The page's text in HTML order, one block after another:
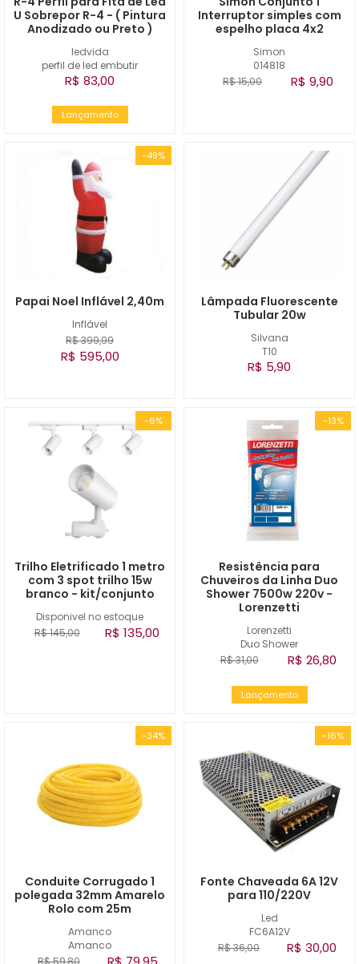
ledvida
perfil de led embutir
U Sobrepor R-4 - ( Pintura
Anodizado ou Preto )
R$ 83,00
Lançamento
Simon
014818
Interruptor simples com
espelho placa 4x2
R$ 15,00 R$ 9,90
-49%
Inflável
Papai Noel Inflável 2,40m
R$ 399,99
R$ 595,00
Silvana
T10
Lâmpada Fluorescente
Tubular 20w
R$ 5,90
-6%
Disponivel no estoque
Trilho Eletrificado 1 metro
com 3 spot trilho 15w
branco - kit/conjunto
R$ 145,00 R$ 135,00
-13%
Lorenzetti
Duo Shower
Resistência para
Chuveiros da Linha Duo
Shower 7500w 220v -
Lorenzetti
R$ 31,00 R$ 26,80
Lançamento
-34%
Amanco
Amanco
Conduite Corrugado 1
polegada 32mm Amarelo
Rolo com 25m
R$ 59,80
-16%
Led
FC6A12V
Fonte Chaveada 6A 12V
para 110/220V
R$ 36,00 R$ 30,00